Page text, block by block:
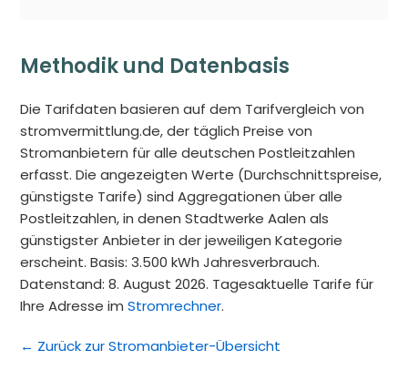
Methodik und Datenbasis
Die Tarifdaten basieren auf dem Tarifvergleich von
stromvermittlung.de, der täglich Preise von
Stromanbietern für alle deutschen Postleitzahlen
erfasst. Die angezeigten Werte (Durchschnittspreise,
günstigste Tarife) sind Aggregationen über alle
Postleitzahlen, in denen Stadtwerke Aalen als
günstigster Anbieter in der jeweiligen Kategorie
erscheint. Basis: 3.500 kWh Jahresverbrauch.
Datenstand: 8. August 2026. Tagesaktuelle Tarife für
Ihre Adresse imStromrechner.
← Zurück zur Stromanbieter-Übersicht